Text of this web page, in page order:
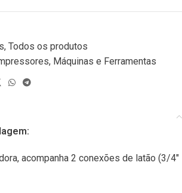
, Todos os produtos
, Máquinas e Ferramentas
acompanha 2 conexões de latão (3/4″